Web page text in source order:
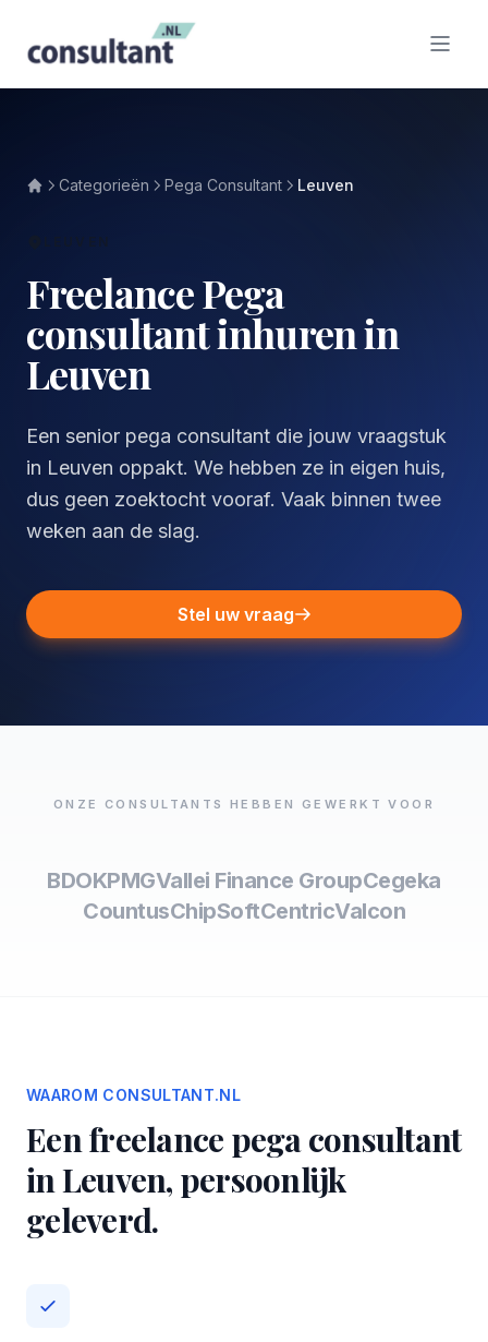
Categorieën Pega Consultant Leuven
Freelance Pega
consultant inhuren in
Leuven
Een senior pega consultant die jouw vraagstuk
in Leuven oppakt. We hebben ze in eigen huis,
dus geen zoektocht vooraf. Vaak binnen twee
weken aan de slag.
Stel uw vraag
ONZE CONSULTANTS HEBBEN GEWERKT VOOR
BDOKPMGVallei Finance GroupCegeka
CountusChipSoftCentricValcon
WAAROM CONSULTANT.NL
Een freelance pega consultant
in Leuven, persoonlijk
geleverd.